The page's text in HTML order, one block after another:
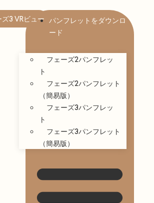
ズ3 VRビュー パンフレットをダウンロ
ード
フェーズ2パンフレッ
ト
フェーズ2パンフレット
（簡易版）
フェーズ3パンフレッ
ト
フェーズ3パンフレット
（簡易版）